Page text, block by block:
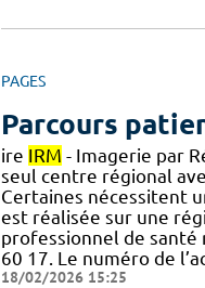
PAGES
Parcours
ire IRM - Imagerie par
seul centre régional
Certaines nécessitent
est réalisée sur une
professionnel de santé
60 17. Le numéro de
18/02/2026 15:25